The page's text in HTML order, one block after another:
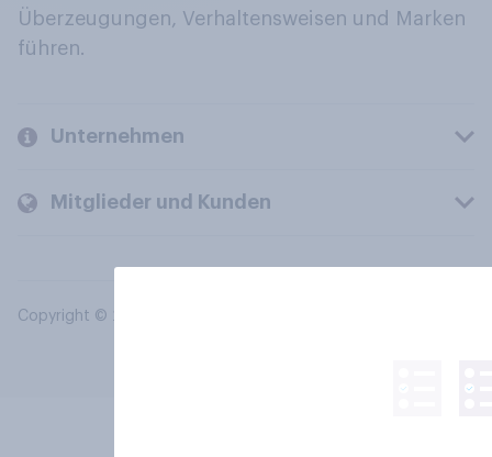
Überzeugungen, Verhaltensweisen und Marken
führen.
Unternehmen
Mitglieder und Kunden
Copyright © 2026 YouGov PLC. Alle Rechte vorbehalten.